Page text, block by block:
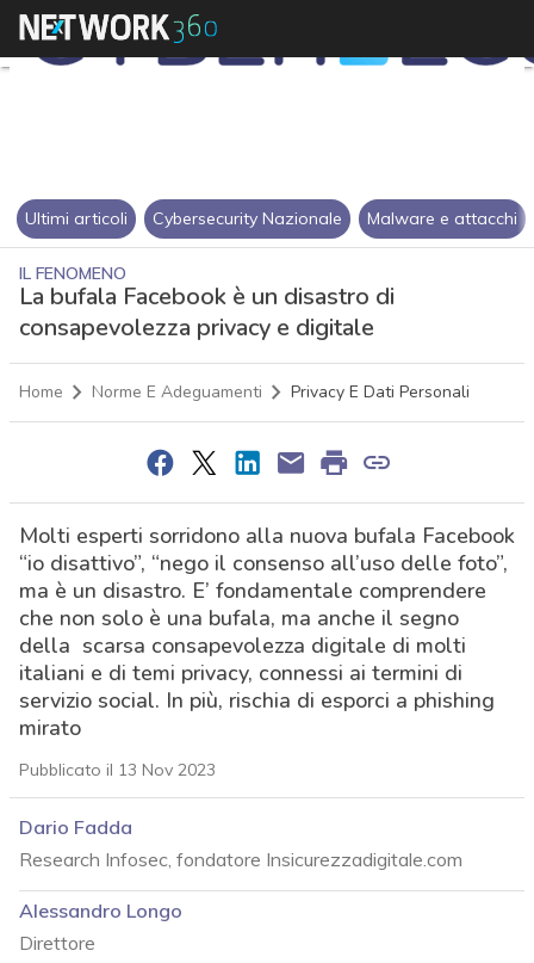
Ultimi articoli Cybersecurity Nazionale Malware e attacchi
IL FENOMENO
La bufala Facebook è un disastro di
consapevolezza privacy e digitale
Home Norme E Adeguamenti Privacy E Dati Personali
Molti esperti sorridono alla nuova bufala Facebook
“io disattivo”, “nego il consenso all’uso delle foto”,
ma è un disastro. E’ fondamentale comprendere
che non solo è una bufala, ma anche il segno
della scarsa consapevolezza digitale di molti
italiani e di temi privacy, connessi ai termini di
servizio social. In più, rischia di esporci a phishing
mirato
Pubblicato il 13 Nov 2023
Dario Fadda
Research Infosec, fondatore Insicurezzadigitale.com
Alessandro Longo
Direttore